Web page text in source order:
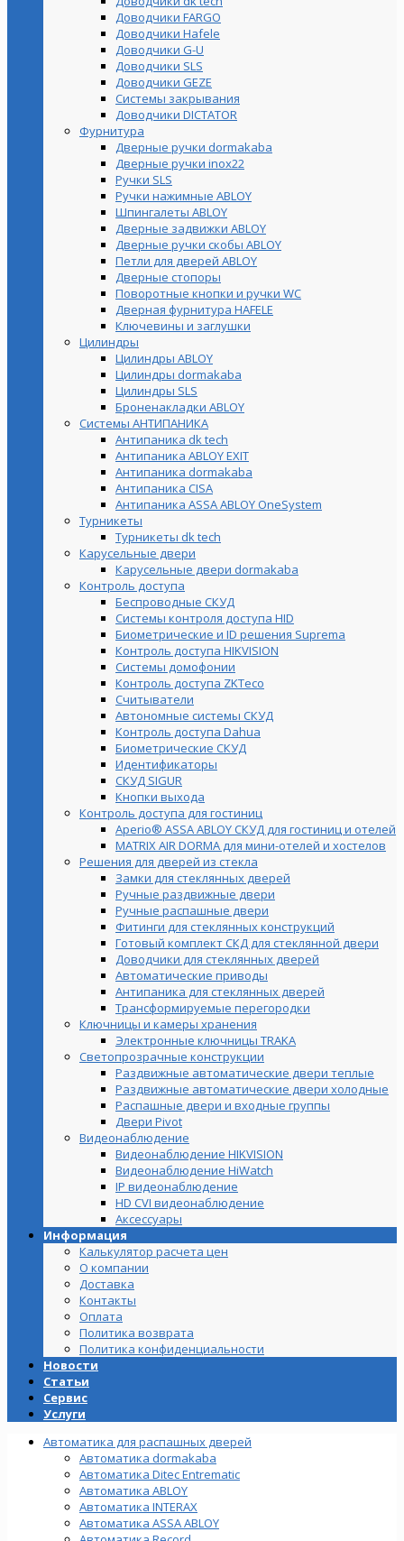
Доводчики FARGO
Доводчики Hafele
Доводчики G-U
Доводчики SLS
Доводчики GEZE
Cистемы закрывания
Доводчики DICTATOR
Фурнитура
Дверные ручки dormakaba
Дверные ручки inox22
Ручки SLS
Ручки нажимные ABLOY
Шпингалеты ABLOY
Дверные задвижки ABLOY
Дверные ручки скобы ABLOY
Петли для дверей ABLOY
Дверные стопоры
Поворотные кнопки и ручки WC
Дверная фурнитура HAFELE
Ключевины и заглушки
Цилиндры
Цилиндры ABLOY
Цилиндры dormakaba
Цилиндры SLS
Броненакладки ABLOY
Системы АНТИПАНИКА
Антипаника dk tech
Антипаника ABLOY EXIT
Антипаника dormakaba
Антипаника СISA
Антипаника ASSA ABLOY OneSystem
Турникеты
Турникеты dk tech
Карусельные двери
Карусельные двери dormakaba
Контроль доступа
Беспроводные СКУД
Системы контроля доступа HID
Биометрические и ID решения Suprema
Контроль доступа HIKVISION
Системы домофонии
Контроль доступа ZKTeco
Считыватели
Автономные системы СКУД
Контроль доступа Dahua
Биометрические СКУД
Идентификаторы
СКУД SIGUR
Кнопки выхода
Контроль доступа для гостиниц
Aperio® ASSA ABLOY СКУД для гостиниц и отелей
MATRIX AIR DORMA для мини-отелей и хостелов
Решения для дверей из стекла
Замки для стеклянных дверей
Ручные раздвижные двери
Ручные распашные двери
Фитинги для стеклянных конструкций
Готовый комплект СКД для стеклянной двери
Доводчики для стеклянных дверей
Автоматические приводы
Антипаника для стеклянных дверей
Трансформируемые перегородки
Ключницы и камеры хранения
Электронные ключницы TRAKA
Светопрозрачные конструкции
Раздвижные автоматические двери теплые
Раздвижные автоматические двери холодные
Распашные двери и входные группы
Двери Pivot
Видеонаблюдение
Видеонаблюдение HIKVISION
Видеонаблюдение HiWatch
IP видеонаблюдение
HD CVI видеонаблюдение
Аксессуары
Информация
Калькулятор расчета цен
О компании
Доставка
Контакты
Оплата
Политика возврата
Политика конфиденциальности
Новости
Статьи
Сервис
Услуги
Автоматика для распашных дверей
Автоматика dormakaba
Автоматика Ditec Entrematic
Автоматика ABLOY
Автоматика INTERAX
Автоматика ASSA ABLOY